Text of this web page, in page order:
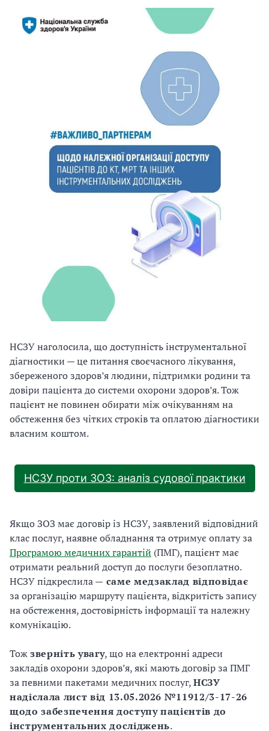
НСЗУ наголосила, що доступність інструментальної
діагностики — це питання своєчасного лікування,
збереженого здоров’я людини, підтримки родини та
довіри пацієнта до системи охорони здоров’я. Тож
пацієнт не повинен обирати між очікуванням на
обстеження без чітких строків та оплатою діагностики
власним коштом.
НСЗУ проти ЗОЗ: аналіз судової практики
Якщо ЗОЗ має договір із НСЗУ, заявлений відповідний
клас послуг, наявне обладнання та отримує оплату за
Програмою медичних гарантій (ПМГ), пацієнт має
отримати реальний доступ до послуги безоплатно.
НСЗУ підкреслила — саме медзаклад відповідає
за організацію маршруту пацієнта, відкритість запису
на обстеження, достовірність інформації та належну
комунікацію.
Тожзверніть увагу, що на електронні адреси
закладів охорони здоров’я, які мають договір за ПМГ
за певними пакетами медичних послуг,НСЗУ
надіслала лист від 13.05.2026 №11912/3-17-26
щодо забезпечення доступу пацієнтів до
інструментальних досліджень.